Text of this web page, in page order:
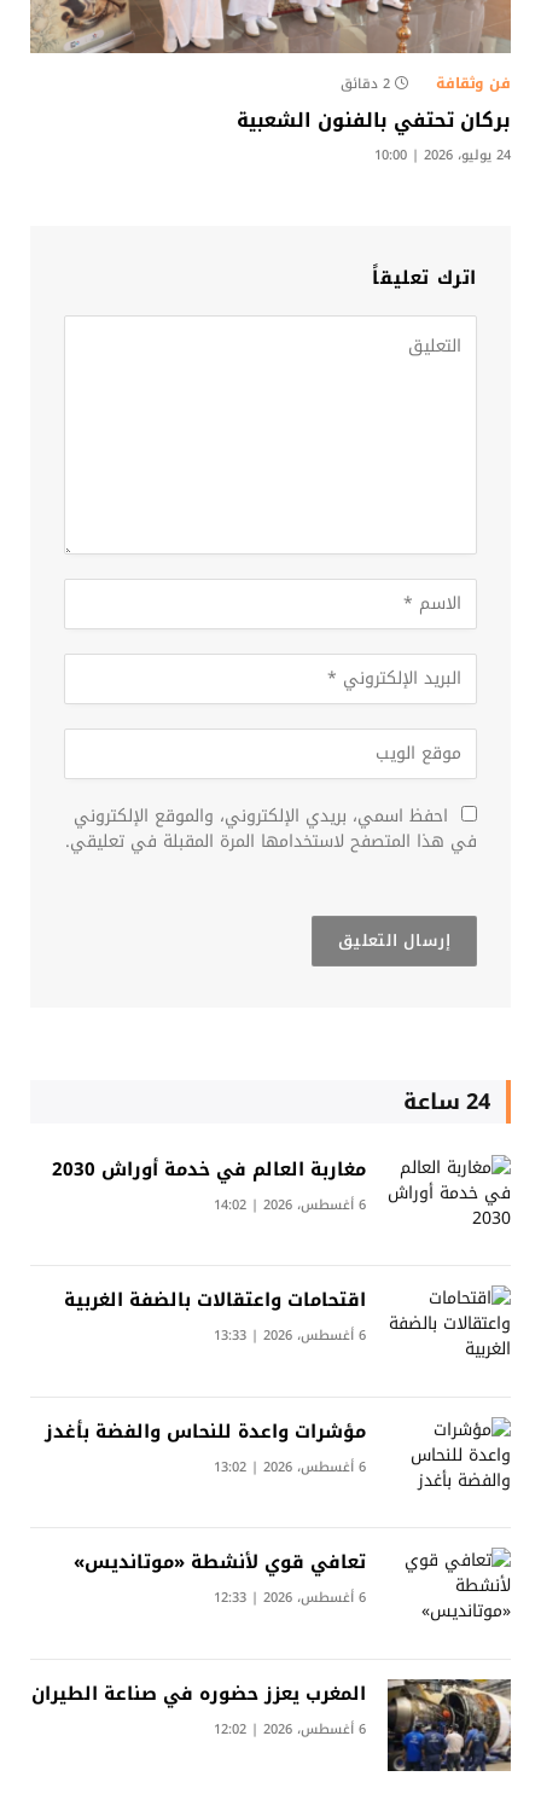
فن وثقافة 2 دقائق
بركان تحتفي بالفنون الشعبية
24 يوليو، 2026 | 10:00
اترك تعليقاً
احفظ اسمي، بريدي الإلكتروني، والموقع الإلكتروني
في هذا المتصفح لاستخدامها المرة المقبلة في تعليقي.
24 ساعة
مغاربة العالم في خدمة أوراش 2030
6 أغسطس، 2026 | 14:02
اقتحامات واعتقالات بالضفة الغربية
6 أغسطس، 2026 | 13:33
مؤشرات واعدة للنحاس والفضة بأغدز
6 أغسطس، 2026 | 13:02
تعافي قوي لأنشطة «موتانديس»
6 أغسطس، 2026 | 12:33
المغرب يعزز حضوره في صناعة الطيران
6 أغسطس، 2026 | 12:02